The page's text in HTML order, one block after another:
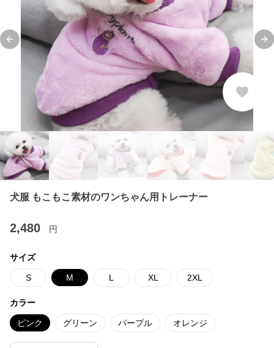
Previous slide
犬服 もこもこ素材のワンちゃん用トレーナー
2,480 円
サイズ
S M L XL 2XL
カラー
ピンク グリーン パープル オレンジ